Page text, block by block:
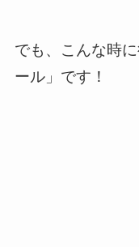
でも、こんな時
ール」です！